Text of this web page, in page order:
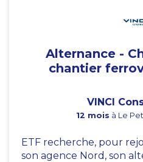
Alternance -
chantier
VINCI
12 mois à Le
ETF recherche, pour
son agence Nord, son